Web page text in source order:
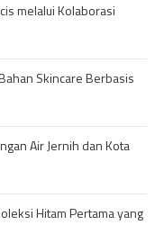
melalui Kolaborasi
Skincare Berbasis
Air Jernih dan Kota
Hitam Pertama yang